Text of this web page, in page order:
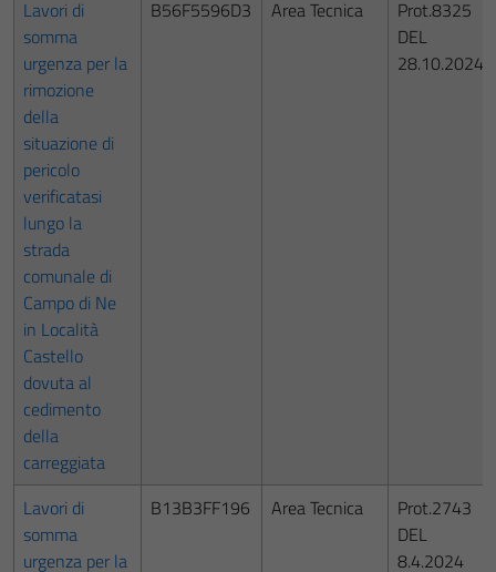
Lavori di
somma
urgenza per la
rimozione
della
situazione di
pericolo
verificatasi
lungo la
strada
comunale di
Campo di Ne
in Località
Castello
dovuta al
cedimento
della
carreggiata
B56F5596D3 Area Tecnica
Prot.8325
DEL
28.10.2024
Lavori di
somma
urgenza per la
B13B3FF196 Area Tecnica
Prot.2743
DEL
8.4.2024